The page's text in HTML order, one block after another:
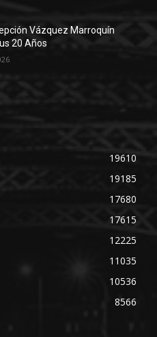
Vázquez Marroquín
20 Años
19610
19185
17680
17615
12225
11035
10536
8566